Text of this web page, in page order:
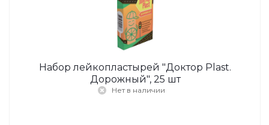
Набор лейкопластырей "Доктор Plast.
Дорожный", 25 шт
Нет в наличии